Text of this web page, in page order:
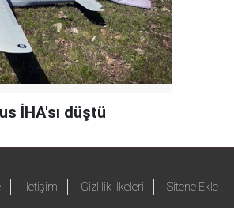
İHA'sı düştü
İletişim Gizlilik İlkeleri Sitene Ekle